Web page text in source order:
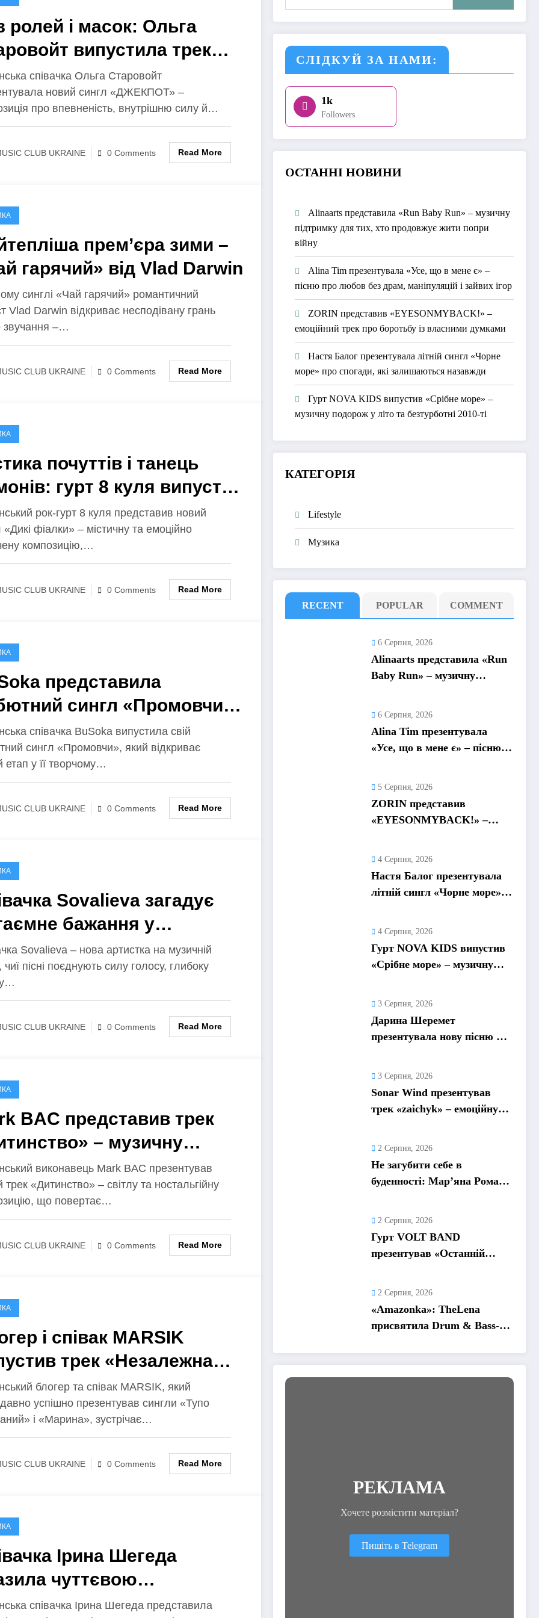
ролей і масок: Ольга
випустила трек
про
вибір
співачка Ольга Старовойт
новий сингл «ДЖЕКПОТ» –
про впевненість, внутрішню силу й…
CLUB UKRAINE 0 Comments Read More
прем’єра зими –
гарячий» від Vlad Darwin
синглі «Чай гарячий» романтичний
Vlad Darwin відкриває несподівану грань
звучання –…
CLUB UKRAINE 0 Comments Read More
почуттів і танець
гурт 8 куля випустив
«Дикі фіалки»
рок-гурт 8 куля представив новий
«Дикі фіалки» – містичну та емоційно
композицію,…
CLUB UKRAINE 0 Comments Read More
представила
сингл «Промовчи»
про любов, тишу і
силу
співачка BuSoka випустила свій
сингл «Промовчи», який відкриває
етап у її творчому…
CLUB UKRAINE 0 Comments Read More
Sovalieva загадує
бажання у
треці «Загадала»
Sovalieva – нова артистка на музичній
чиї пісні поєднують силу голосу, глибоку
CLUB UKRAINE 0 Comments Read More
BAC представив трек
– музичну
у найтепліші
виконавець Mark BAC презентував
трек «Дитинство» – світлу та ностальгійну
що повертає…
CLUB UKRAINE 0 Comments Read More
і співак MARSIK
трек «Незалежна
– про незалежність,
і теплі обійми
блогер та співак MARSIK, який
успішно презентував сингли «Тупо
і «Марина», зустрічає…
CLUB UKRAINE 0 Comments Read More
Ірина Шегеда
чуттєвою
«Мінор»
співачка Ірина Шегеда представила
СЛІДКУЙ ЗА НАМИ:
1k
Followers
ОСТАННІ НОВИНИ
Alinaarts представила «Run Baby Run» – музичну
підтримку для тих, хто продовжує жити попри
війну
Alina Tim презентувала «Усе, що в мене є» –
пісню про любов без драм, маніпуляцій і зайвих ігор
ZORIN представив «EYESONMYBACK!» –
емоційний трек про боротьбу із власними думками
Настя Балог презентувала літній сингл «Чорне
море» про спогади, які залишаються назавжди
Гурт NOVA KIDS випустив «Срібне море» –
музичну подорож у літо та безтурботні 2010-ті
КАТЕГОРІЯ
Lifestyle
Музика
RECENT POPULAR COMMENT
6 Серпня, 2026
Alinaarts представила «Run
Baby Run» – музичну
війну
6 Серпня, 2026
Alina Tim презентувала
«Усе, що в мене є» – пісню
5 Серпня, 2026
ZORIN представив
«EYESONMYBACK!» –
4 Серпня, 2026
Настя Балог презентувала
літній сингл «Чорне море»
4 Серпня, 2026
Гурт NOVA KIDS випустив
«Срібне море» – музичну
3 Серпня, 2026
Дарина Шеремет
презентувала нову пісню «А
3 Серпня, 2026
Sonar Wind презентував
трек «zaichyk» – емоційну
2 Серпня, 2026
Не загубити себе в
буденності: Мар’яна Ромась
2 Серпня, 2026
Гурт VOLT BAND
презентував «Останній
2 Серпня, 2026
«Amazonka»: TheLena
присвятила Drum & Bass-
РЕКЛАМА
Хочете розмістити матеріал?
Пишіть в Telegram